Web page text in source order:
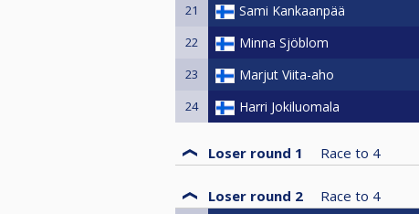
21 Sami Kankaanpää
22 Minna Sjöblom
23 Marjut Viita-aho
24 Harri Jokiluomala
Loser round 1 Race to 4
Loser round 2 Race to 4